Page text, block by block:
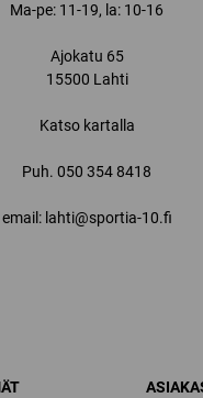
Ma-pe: 11-19, la: 10-16
Ajokatu 65
15500 Lahti
Katso kartalla
Puh. 050 354 8418
email: lahti@sportia-10.fi